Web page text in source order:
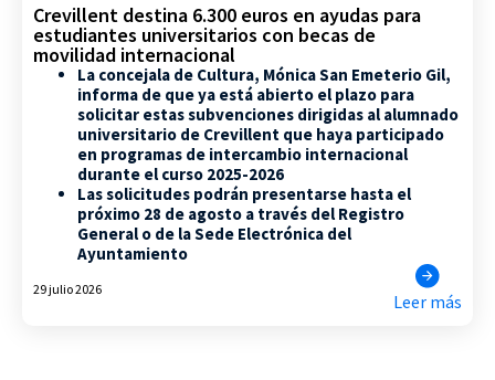
Crevillent destina 6.300 euros en ayudas para
estudiantes universitarios con becas de
movilidad internacional
La concejala de Cultura, Mónica San Emeterio Gil,
informa de que ya está abierto el plazo para
solicitar estas subvenciones dirigidas al alumnado
universitario de Crevillent que haya participado
en programas de intercambio internacional
durante el curso 2025-2026
Las solicitudes podrán presentarse hasta el
próximo 28 de agosto a través del Registro
General o de la Sede Electrónica del
Ayuntamiento
29 julio 2026
Leer más